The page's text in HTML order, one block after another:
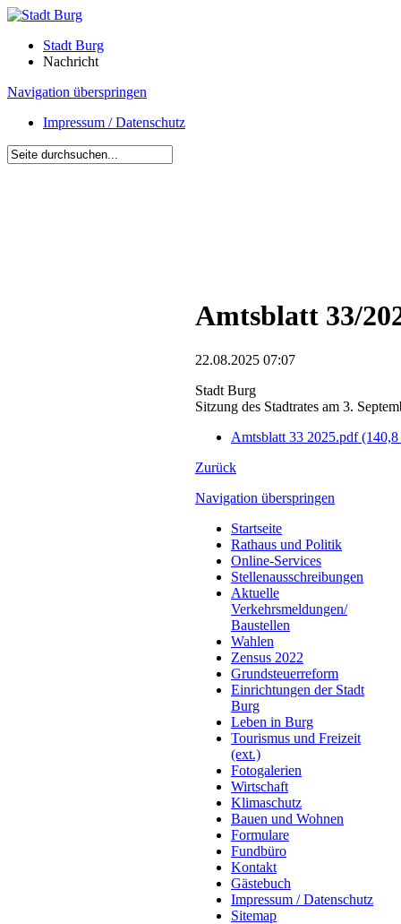
Stadt Burg
Nachricht
Navigation überspringen
Impressum / Datenschutz
Amtsblatt 33/
22.08.2025 07:07
Stadt Burg
Sitzung des Stadtrates am 3.
Amtsblatt 33 2025.pdf
Zurück
Navigation überspringen
Startseite
Rathaus und Politik
Online-Services
Stellenausschreibungen
Aktuelle
Verkehrsmeldungen/
Baustellen
Wahlen
Zensus 2022
Grundsteuerreform
Einrichtungen der Stadt
Burg
Leben in Burg
Tourismus und Freizeit
(ext.)
Fotogalerien
Wirtschaft
Klimaschutz
Bauen und Wohnen
Formulare
Fundbüro
Kontakt
Gästebuch
Impressum / Datenschutz
Sitemap